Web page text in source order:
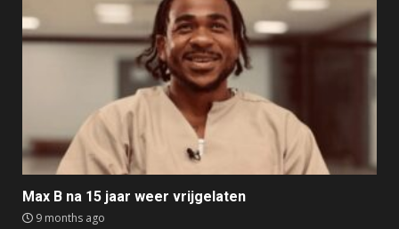
Max B na 15 jaar weer vrijgelaten
9 months ago